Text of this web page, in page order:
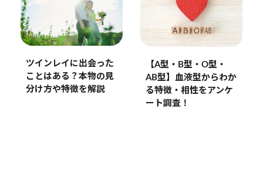
ツインレイに出会った
ことはある？本物の見
分け方や特徴を解説
【A型・B型・O型・
AB型】血液型からわか
る特徴・相性をアンケ
ート調査！